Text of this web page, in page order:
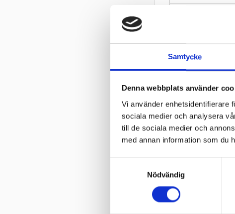
Samtycke
Denna webbplats använder
Vi använder enhetsidentifierare
sociala medier och analysera
till de sociala medier och
med annan information som du
Nödvändig
Lastindexkod